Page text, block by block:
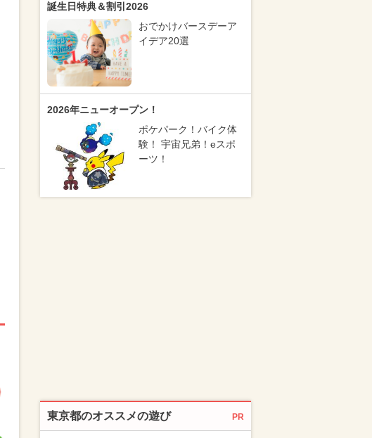
誕生日特典＆割引2026
おでかけバースデーア
イデア20選
2026年ニューオープン！
ポケパーク！バイク体
験！ 宇宙兄弟！eスポ
ーツ！
東京都のオススメの遊び PR